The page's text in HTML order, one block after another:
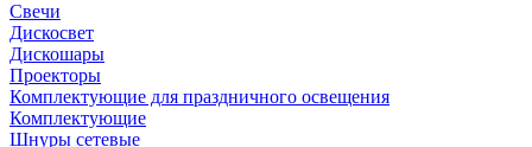
Свечи
Дискосвет
Дискошары
Проекторы
Комплектующие для праздничного освещения
Комплектующие
Шнуры сетевые